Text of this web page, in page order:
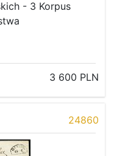
- 3 Korpus
3 600 PLN
24860